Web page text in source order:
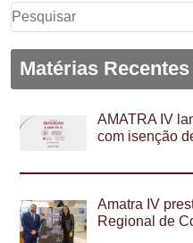
Pesquisar
por:
Matérias Recentes
AMATRA IV
com isenção
Amatra IV
Regional de